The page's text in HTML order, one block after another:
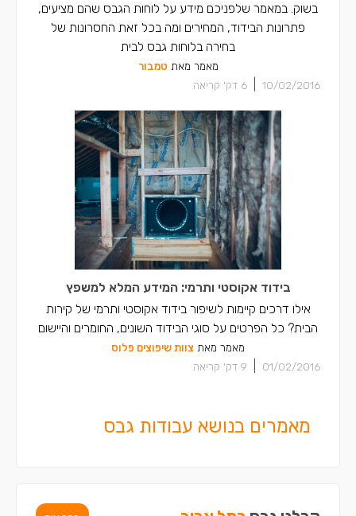
בשוק. במאמר שלפניכם מידע על לוחות הגבס שהם מציעים,
פתרונות הבידוד, המחירים ומה בכל זאת החסרונות של
בחירה בלוחות גבס לבית
מאמר מאת טמבור
10/02/2016
6 דק' קריאה
בידוד אקוסטי ותרמי: המידע המלא למשפץ
אילו דרכים קיימות לשיפור בידוד אקוסטי ותרמי של קירות
הבית? כל הפרטים על סוגי הבידוד השונים, החומרים והיישום
מאמר מאת צוות שיפוצים פלוס
01/02/2016
9 דק' קריאה
מאמרים בנושא עבודות גבס